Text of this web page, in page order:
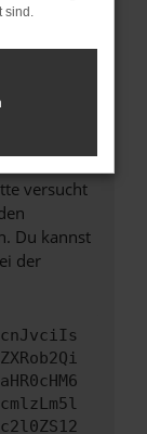
Stand
mehr
versucht
Du kannst
der
sind.